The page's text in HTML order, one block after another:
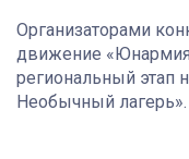
Организаторами
движение
региональный этап
Необычный лагерь».